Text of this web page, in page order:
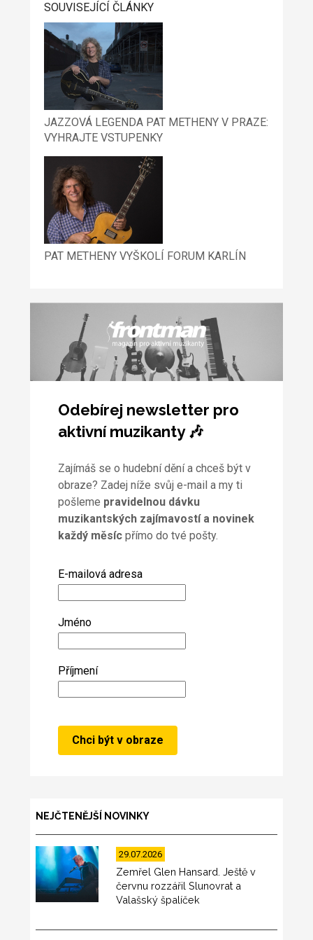
SOUVISEJÍCÍ ČLÁNKY
JAZZOVÁ LEGENDA PAT METHENY V PRAZE:
VYHRAJTE VSTUPENKY
PAT METHENY VYŠKOLÍ FORUM KARLÍN
Odebírej newsletter pro
aktivní muzikanty 🎶
Zajímáš se o hudební dění a chceš být v
obraze? Zadej níže svůj e-mail a my ti
pošleme pravidelnou dávku
muzikantských zajímavostí a novinek
každý měsícpřímo do tvé pošty.
E-mailová adresa
Jméno
Příjmení
NEJČTENĚJŠÍ NOVINKY
29.07.2026
Zemřel Glen Hansard. Ještě v
červnu rozzářil Slunovrat a
Valašský špalíček